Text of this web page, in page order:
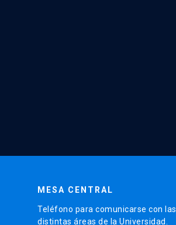
MESA CENTRAL
Teléfono para comunicarse con las
distintas áreas de la Universidad.